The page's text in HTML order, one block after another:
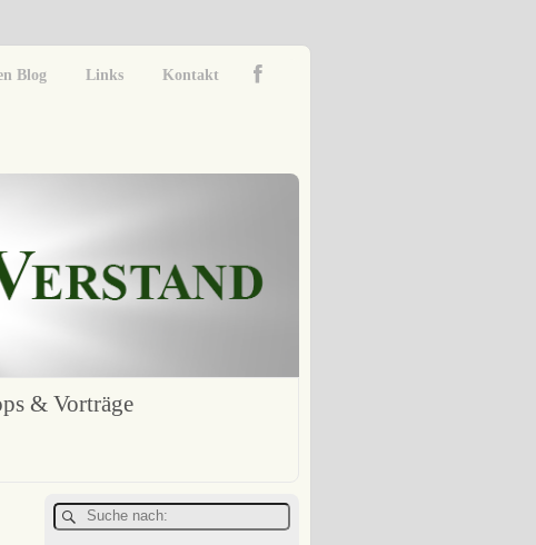
Blog Links Kontakt
& Vorträge